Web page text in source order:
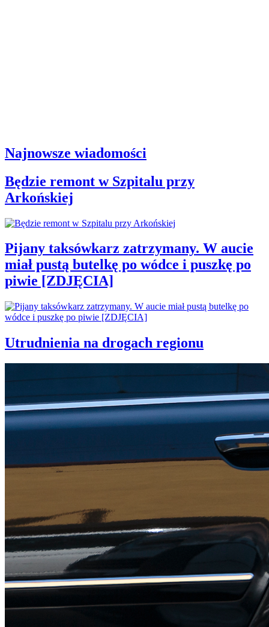
Najnowsze wiadomości
Będzie remont w Szpitalu przy
Arkońskiej
Pijany taksówkarz zatrzymany. W aucie
miał pustą butelkę po wódce i puszkę po
piwie [ZDJĘCIA]
Utrudnienia na drogach regionu